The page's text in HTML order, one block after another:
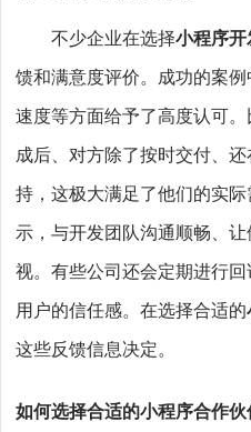
不少企业在选择小程序开
馈和满意度评价。成功的案
速度等方面给予了高度认可
成后、对方除了按时交付、
持，这极大满足了他们的实
示，与开发团队沟通顺畅、
视。有些公司还会定期进行
用户的信任感。在选择合适的
这些反馈信息决定。
如何选择合适的小程序合作伙